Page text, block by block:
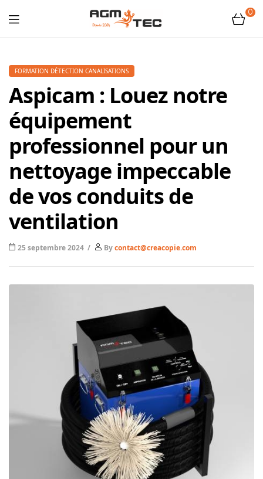
Tubicam®
XL
–
Caméra
d'inspection
Ø50
mm
0
FORMATION DÉTECTION CANALISATIONS
Aspicam : Louez notre
équipement
professionnel pour un
nettoyage impeccable
de vos conduits de
ventilation
25 septembre 2024 Bycontact@creacopie.com